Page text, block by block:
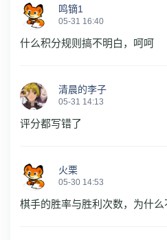
鸣镝1
05-31 16:40
什么积分规则搞不明白，呵呵
清晨的李子
05-31 14:13
评分都写错了
火栗
05-30 14:53
棋手的胜率与胜利次数，为什么